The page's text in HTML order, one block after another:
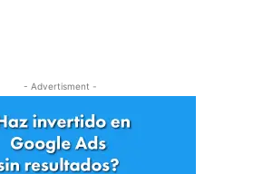
- Advertisment -